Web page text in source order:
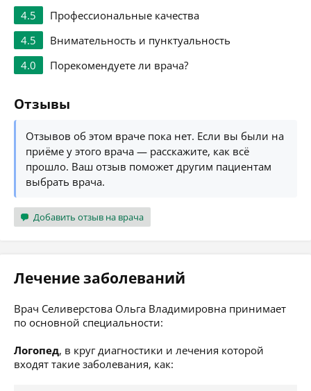
4.5
Профессиональные качества
4.5
Внимательность и пунктуальность
4.0
Порекомендуете ли врача?
Отзывы
Отзывов об этом враче пока нет. Если вы были на
приёме у этого врача — расскажите, как всё
прошло. Ваш отзыв поможет другим пациентам
выбрать врача.
Добавить отзыв на врача
Лечение заболеваний
Врач Селиверстова Ольга Владимировна принимает
по основной специальности:
Логопед, в круг диагностики и лечения которой
входят такие заболевания, как: